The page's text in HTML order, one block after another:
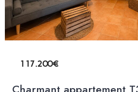
117.200€